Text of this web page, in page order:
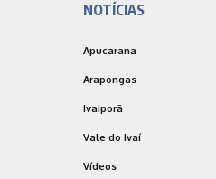
NOTÍCIAS
Apucarana
Arapongas
Ivaiporã
Vale do Ivaí
Vídeos